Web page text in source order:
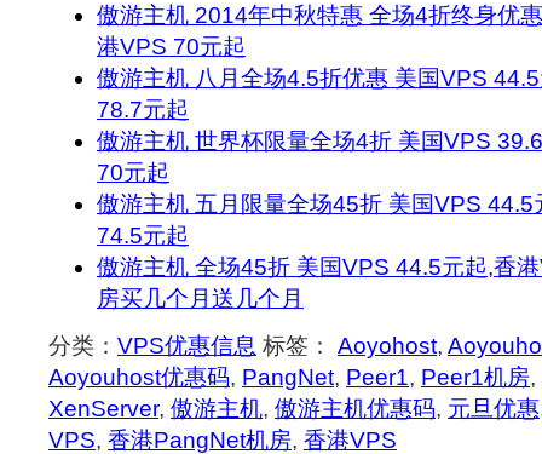
傲游主机 2014年中秋特惠 全场4折终身优
港VPS 70元起
傲游主机 八月全场4.5折优惠 美国VPS
78.7元起
傲游主机 世界杯限量全场4折 美国VPS
70元起
傲游主机 五月限量全场45折 美国VPS
74.5元起
傲游主机 全场45折 美国VPS 44.5元起,香
房买几个月送几个月
分类： VPS优惠信息 标签： Aoyohost,
Aoyouhost优惠码, PangNet, Peer1, Peer1机房,
XenServer, 傲游主机, 傲游主机优惠码, 元旦优惠
VPS, 香港PangNet机房, 香港VPS